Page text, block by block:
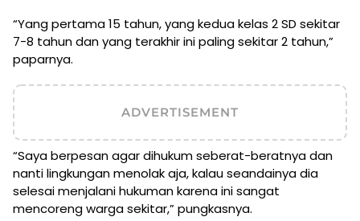
“Yang pertama 15 tahun, yang kedua kelas 2 SD sekitar
7-8 tahun dan yang terakhir ini paling sekitar 2 tahun,”
paparnya.
ADVERTISEMENT
“Saya berpesan agar dihukum seberat-beratnya dan
nanti lingkungan menolak aja, kalau seandainya dia
selesai menjalani hukuman karena ini sangat
mencoreng warga sekitar,” pungkasnya.